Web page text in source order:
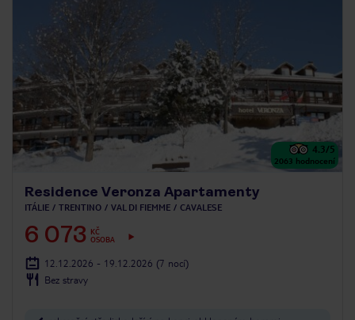
4.3/5
2063 hodnocení
Residence Veronza Apartamenty
ITÁLIE TRENTINO VAL DI FIEMME CAVALESE
6 073
KČ
OSOBA
12.12.2026 - 19.12.2026 (7 nocí)
Bez stravy